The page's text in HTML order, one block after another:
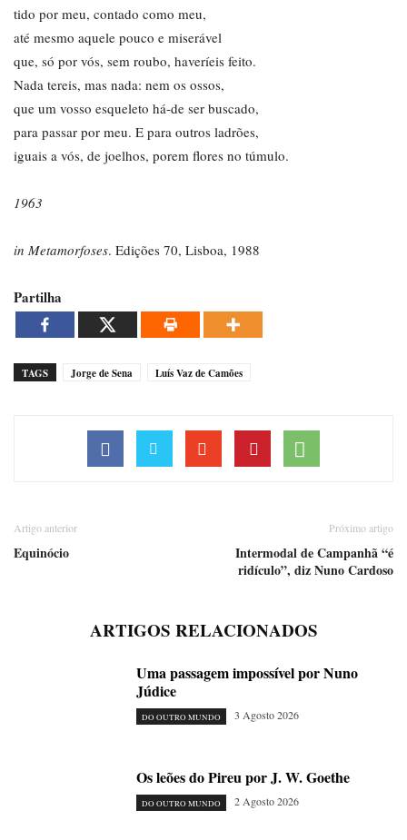
tido por meu, contado como meu,
até mesmo aquele pouco e miserável
que, só por vós, sem roubo, haveríeis feito.
Nada tereis, mas nada: nem os ossos,
que um vosso esqueleto há-de ser buscado,
para passar por meu. E para outros ladrões,
iguais a vós, de joelhos, porem flores no túmulo.
1963
in Metamorfoses. Edições 70, Lisboa, 1988
Partilha
TAGS Jorge de Sena Luís Vaz de Camões
Artigo anterior
Equinócio
Próximo artigo
Intermodal de Campanhã “é
ridículo”, diz Nuno Cardoso
ARTIGOS RELACIONADOS
Uma passagem impossível por Nuno
Júdice
DO OUTRO MUNDO 3 Agosto 2026
Os leões do Pireu por J. W. Goethe
DO OUTRO MUNDO 2 Agosto 2026